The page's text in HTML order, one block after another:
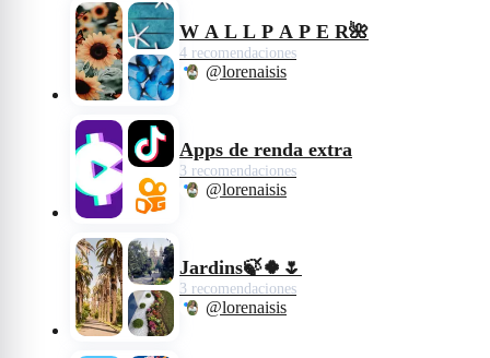
W A L L P A P E R🌺
4 recomendaciones
@lorenaisis
Apps de renda extra
3 recomendaciones
@lorenaisis
Jardins🍃🍀🌷
3 recomendaciones
@lorenaisis